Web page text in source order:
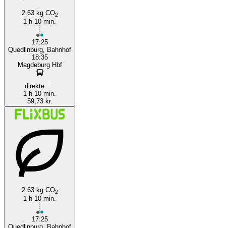
Quedlinburg
2.63 kg CO2
1 h 10 min.
17:25
Quedlinburg, Bahnhof
18:35
Magdeburg Hbf
direkte
1 h 10 min.
59,73 kr.
2.63 kg CO2
1 h 10 min.
17:25